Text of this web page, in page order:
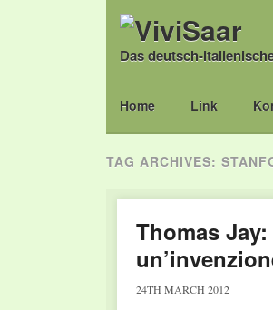
Das deutsch-
Main menu
Skip
Home Link
TAG ARCHIVES:
Thomas
24TH MARCH 2012